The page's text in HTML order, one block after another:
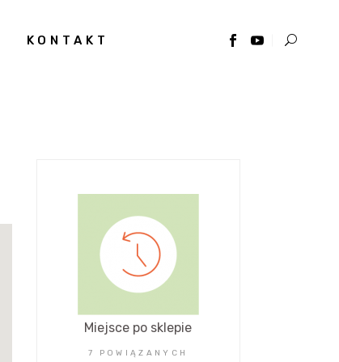
KONTAKT
Miejsce po sklepie
7 POWIĄZANYCH